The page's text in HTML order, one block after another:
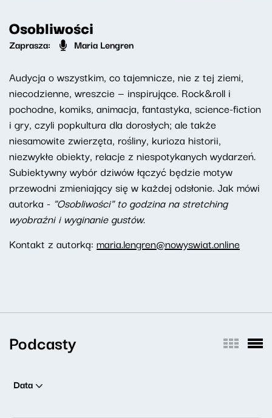
Osobliwości
Zaprasza: Maria Lengren
Audycja o wszystkim, co tajemnicze, nie z tej ziemi,
niecodzienne, wreszcie — inspirujące. Rock&roll i
pochodne, komiks, animacja, fantastyka, science-fiction
i gry, czyli popkultura dla dorosłych; ale także
niesamowite zwierzęta, rośliny, kurioza historii,
niezwykłe obiekty, relacje z niespotykanych wydarzeń.
Subiektywny wybór dziwów łączyć będzie motyw
przewodni zmieniający się w każdej odsłonie. Jak mówi
autorka - "Osobliwości" to godzina na stretching
wyobraźni i wyginanie gustów.
Kontakt z autorką: maria.lengren@nowyswiat.online
Podcasty
Data